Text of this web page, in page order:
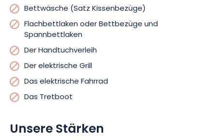
Bettwäsche (Satz Kissenbezüge)
Flachbettlaken oder Bettbezüge und
Spannbettlaken
Der Handtuchverleih
Der elektrische Grill
Das elektrische Fahrrad
Das Tretboot
Unsere Stärken